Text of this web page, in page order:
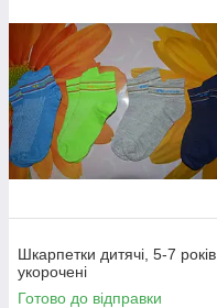
Шкарпетки дитячі, 5-7 років.
укорочені
Готово до відправки